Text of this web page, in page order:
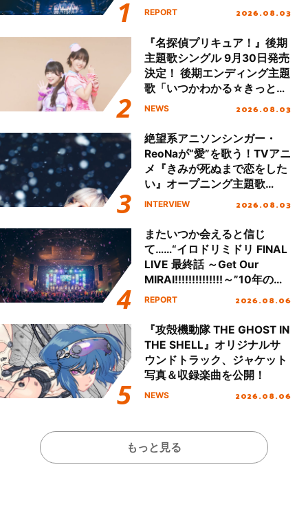
Final「NICE to meet YOU
ート!!
REPORT 2026.08.03
『名探偵プリキュア！』後期
主題歌シングル 9月30日発売
決定！ 後期エンディング主題
歌「いつかわかる☆きっとあ
える」TVサイズ先行配信開
NEWS 2026.08.03
絶望系アニソンシンガー・
ReoNaが“愛”を歌う！TVアニ
メ『きみが死ぬまで恋をした
い』オープニング主題歌
「Amore」インタビュー
INTERVIEW 2026.08.03
またいつか会えると信じ
て……“イロドリミドリ FINAL
LIVE 最終話 ～Get Our
MIRAI!!!!!!!!!!!!!!～”10年の活
動を経てファイナルを迎える
REPORT 2026.08.06
『攻殻機動隊 THE GHOST IN
THE SHELL』オリジナルサ
ウンドトラック、ジャケット
写真＆収録楽曲を公開！
NEWS 2026.08.06
もっと見る